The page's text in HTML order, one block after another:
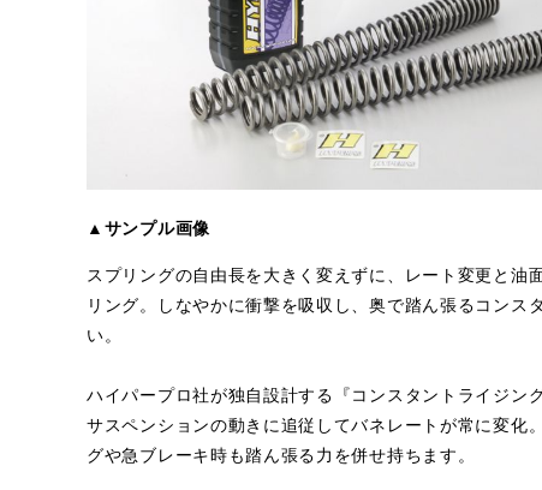
▲サンプル画像
スプリングの自由長を大きく変えずに、レート変更と
リング。しなやかに衝撃を吸収し、奥で踏ん張るコンス
い。
ハイパープロ社が独自設計する『コンスタントライジン
サスペンションの動きに追従してバネレートが常に変化
グや急ブレーキ時も踏ん張る力を併せ持ちます。